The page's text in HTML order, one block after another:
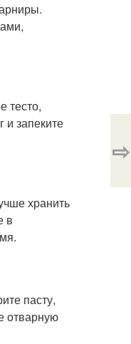
тесто,
и запеките
хранить
в
пасту,
отварную
⇨